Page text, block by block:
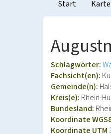
Start
Schlagwörter:
Fachsicht(en):
Gemeinde(n):
Kreis(e): Rhein-
Bundesland:
Koordinate
Koordinate UTM